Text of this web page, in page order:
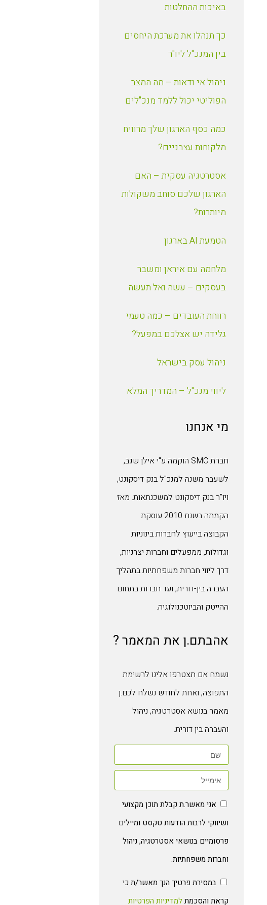
באיכות ההחלטות
כך תנהלו את מערכת היחסים
בין המנכ"ל ליו"ר
ניהול אי ודאות – מה המצב
הפוליטי יכול ללמד מנכ"לים
כמה כסף הארגון שלך מרוויח
מלקוחות עצבניים?
אסטרטגיה עסקית – האם
הארגון שלכם סוחב משקולות
מיותרות?
הטמעת AI בארגון
מלחמה עם איראן ומשבר
בעסקים – עשה ואל תעשה
רווחת העובדים – כמה טעמי
גלידה יש אצלכם במפעל?
ניהול עסק בישראל
ליווי מנכ"ל – המדריך המלא
מי אנחנו
חברת SMC הוקמה ע"י אילן שגב,
לשעבר משנה למנכ"ל בנק דיסקונט,
ויו"ר בנק דיסקונט למשכנתאות. מאז
הקמתה בשנת 2010 עוסקת
הקבוצה בייעוץ לחברות בינוניות
וגדולות, ממפעלים וחברות יצרניות,
דרך ליווי חברות משפחתיות בתהליך
העברה בין-דורית, ועד חברות בתחום
ההייטק והביוטכנולוגיה.
אהבתם.ן את המאמר ?
נשמח אם תצטרפו אלינו לרשימת
התפוצה, ואחת לחודש נשלח לכם.ן
מאמר בנושא אסטרטגיה, ניהול
והעברה בין דורית.
אני מאשר.ת קבלת תוכן מקצועי
ושיווקי לרבות הודעות טקסט ומיילים
פרסומיים בנושאי אסטרטגיה, ניהול
וחברות משפחתיות.
במסירת פרטיך הנך מאשר/ת כי
קראת והסכמתלמדיניות הפרטיות